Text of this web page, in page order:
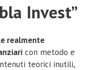
Invest”
realmente
con metodo e
teorici inutili,